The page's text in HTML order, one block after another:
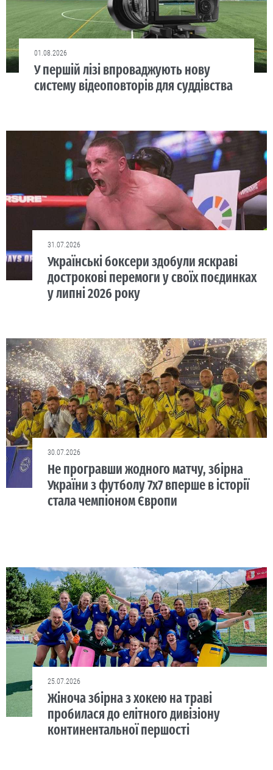
01.08.2026
У першій лізі впроваджують нову
систему відеоповторів для суддівства
31.07.2026
Українські боксери здобули яскраві
дострокові перемоги у своїх поєдинках
у липні 2026 року
30.07.2026
Не програвши жодного матчу, збірна
України з футболу 7х7 вперше в історії
стала чемпіоном Європи
25.07.2026
Жіноча збірна з хокею на траві
пробилася до елітного дивізіону
континентальної першості